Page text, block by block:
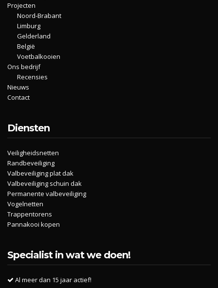
Projecten
Noord-Brabant
Limburg
Gelderland
België
Voetbalkooien
Ons bedrijf
Recensies
Nieuws
Contact
Diensten
Veiligheidsnetten
Randbeveiliging
Valbeveiliging plat dak
Valbeveiliging schuin dak
Permanente valbeveiliging
Vogelnetten
Trappentorens
Pannakooi kopen
Specialist in wat we doen!
Al meer dan 15 jaar actief!